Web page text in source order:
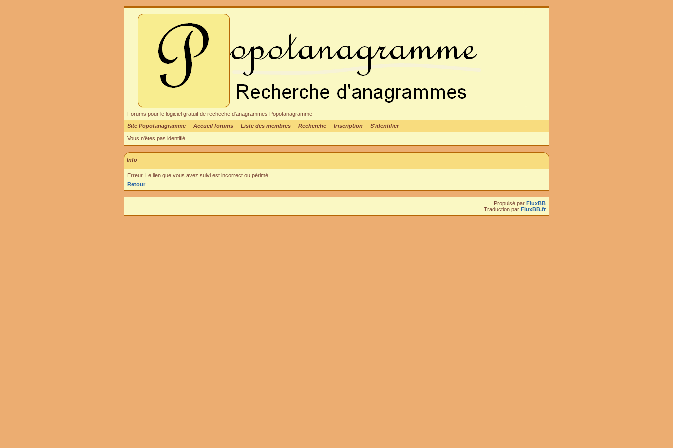
Forums pour le logiciel gratuit de recheche d'anagrammes Popotanagramme
Site Popotanagramme
Accueil forums Liste des membres Recherche Inscription S'identifier
Vous n'êtes pas identifié.
Info
Erreur. Le lien que vous avez suivi est incorrect ou périmé.
Retour
Propulsé par FluxBB
Traduction par FluxBB.fr